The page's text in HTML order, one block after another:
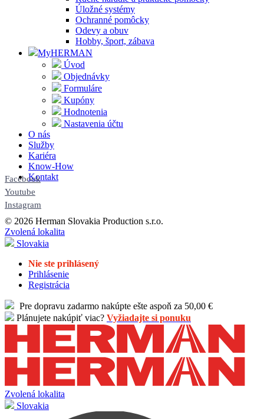
Úložné systémy
Ochranné pomôcky
Odevy a obuv
Hobby, šport, zábava
MyHERMAN
Úvod
Objednávky
Formuláre
Kupóny
Hodnotenia
Nastavenia účtu
O nás
Služby
Kariéra
Know-How
Kontakt
Facebook
Youtube
Instagram
© 2026 Herman Slovakia Production s.r.o.
Zvolená lokalita
Slovakia
Nie ste prihlásený
Prihlásenie
Registrácia
Pre dopravu zadarmo nakúpte ešte aspoň za 50,00 €
Plánujete nakúpiť viac? Vyžiadajte si ponuku
Zvolená lokalita
Slovakia